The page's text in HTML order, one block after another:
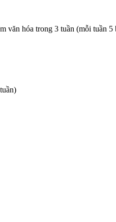
văn hóa trong 3 tuần (mỗi tuần 5